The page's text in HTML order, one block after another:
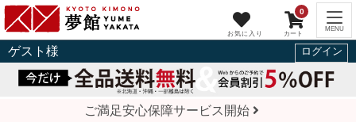
ゲスト 様 ログイン
ご満足安心保障サービス開始
0